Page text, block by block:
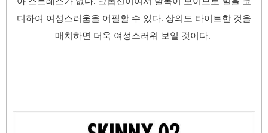
디하여 여성스러움을 어필할 수 있다. 상의도 타이트한 것을
매치하면 더욱 여성스러워 보일 것이다.